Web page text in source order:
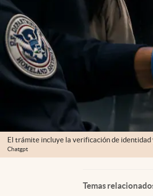
El trámite incluye la verificación de
Chatgpt
Temas